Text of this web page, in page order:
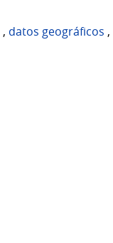
, datos geográficos ,